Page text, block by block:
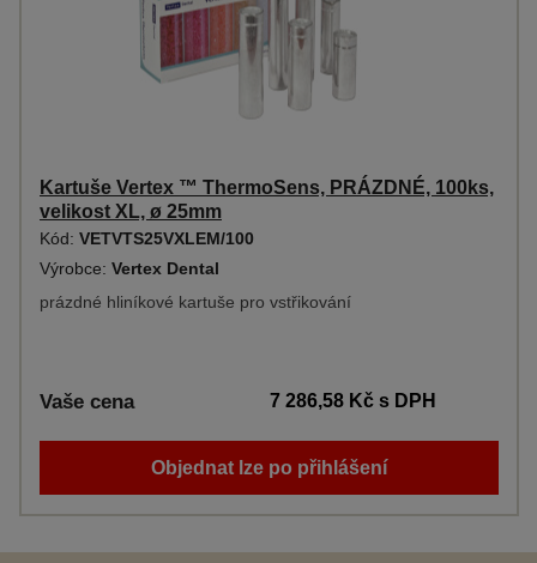
Kartuše Vertex ™ ThermoSens, PRÁZDNÉ, 100ks,
velikost XL, ø 25mm
Kód: VETVTS25VXLEM/100
Výrobce: Vertex Dental
prázdné hliníkové kartuše pro vstřikování
Vaše cena 7 286,58 Kčs DPH
Objednat lze po přihlášení